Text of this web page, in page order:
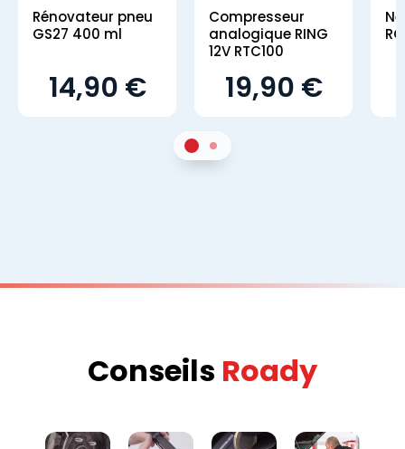
Rénovateur pneu
GS27 400 ml
14,90 €
Compresseur
analogique RING
12V RTC100
19,90 €
Sur 22Sur 2
Conseils Roady